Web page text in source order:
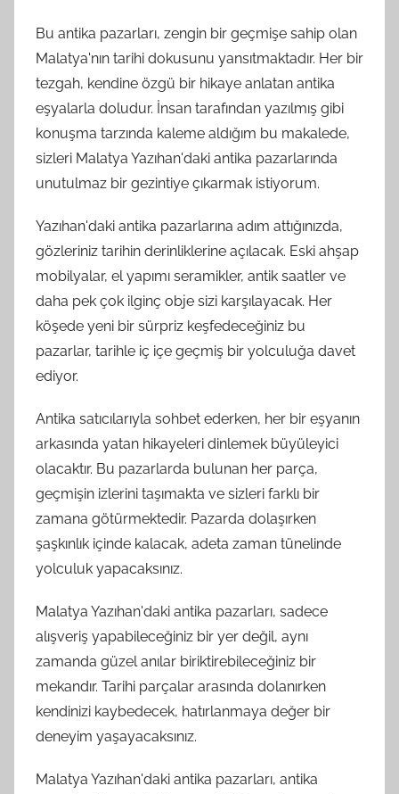
Bu antika pazarları, zengin bir geçmişe sahip olan
Malatya'nın tarihi dokusunu yansıtmaktadır. Her bir
tezgah, kendine özgü bir hikaye anlatan antika
eşyalarla doludur. İnsan tarafından yazılmış gibi
konuşma tarzında kaleme aldığım bu makalede,
sizleri Malatya Yazıhan'daki antika pazarlarında
unutulmaz bir gezintiye çıkarmak istiyorum.
Yazıhan'daki antika pazarlarına adım attığınızda,
gözleriniz tarihin derinliklerine açılacak. Eski ahşap
mobilyalar, el yapımı seramikler, antik saatler ve
daha pek çok ilginç obje sizi karşılayacak. Her
köşede yeni bir sürpriz keşfedeceğiniz bu
pazarlar, tarihle iç içe geçmiş bir yolculuğa davet
ediyor.
Antika satıcılarıyla sohbet ederken, her bir eşyanın
arkasında yatan hikayeleri dinlemek büyüleyici
olacaktır. Bu pazarlarda bulunan her parça,
geçmişin izlerini taşımakta ve sizleri farklı bir
zamana götürmektedir. Pazarda dolaşırken
şaşkınlık içinde kalacak, adeta zaman tünelinde
yolculuk yapacaksınız.
Malatya Yazıhan'daki antika pazarları, sadece
alışveriş yapabileceğiniz bir yer değil, aynı
zamanda güzel anılar biriktirebileceğiniz bir
mekandır. Tarihi parçalar arasında dolanırken
kendinizi kaybedecek, hatırlanmaya değer bir
deneyim yaşayacaksınız.
Malatya Yazıhan'daki antika pazarları, antika